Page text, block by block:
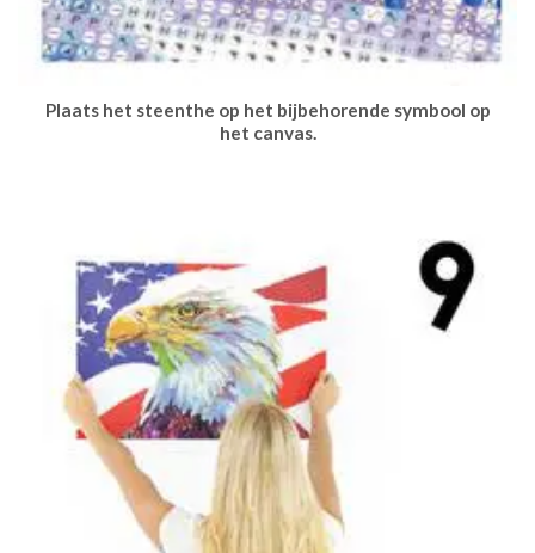
Plaats het steenthe op het bijbehorende symbool op
het canvas.